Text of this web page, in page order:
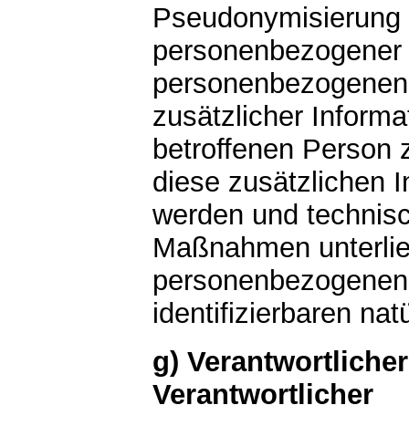
zusätzlicher
betroffenen Person
diese zusätzlichen
werden und
Maßnahmen
identifizierbaren
g)
Verantwortlicher